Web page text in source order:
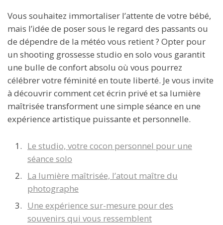
Vous souhaitez immortaliser l’attente de votre bébé,
mais l’idée de poser sous le regard des passants ou
de dépendre de la météo vous retient ? Opter pour
un shooting grossesse studio en solo vous garantit
une bulle de confort absolu où vous pourrez
célébrer votre féminité en toute liberté. Je vous invite
à découvrir comment cet écrin privé et sa lumière
maîtrisée transforment une simple séance en une
expérience artistique puissante et personnelle.
Le studio, votre cocon personnel pour une
séance solo
La lumière maîtrisée, l’atout maître du
photographe
Une expérience sur-mesure pour des
souvenirs qui vous ressemblent